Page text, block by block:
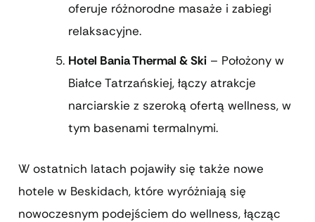
oferuje różnorodne masaże i zabiegi
relaksacyjne.
Hotel Bania Thermal & Ski – Położony w
Białce Tatrzańskiej, łączy atrakcje
narciarskie z szeroką ofertą wellness, w
tym basenami termalnymi.
W ostatnich latach pojawiły się także nowe
hotele w Beskidach, które wyróżniają się
nowoczesnym podejściem do wellness, łącząc